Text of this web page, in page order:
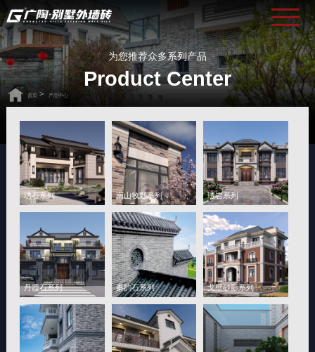
为您推荐众多系列产品
Product Center
首页> 产品中心
琇石系列 南山牧野系列 琇岩系列
丹霞石系列 秦韵石系列 戈壁砂影系列